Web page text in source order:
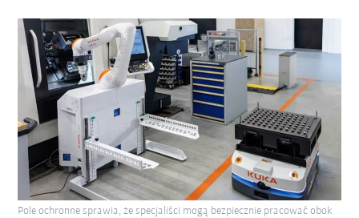
Pole ochronne sprawia, że specjaliści mogą bezpiecznie pracować obok